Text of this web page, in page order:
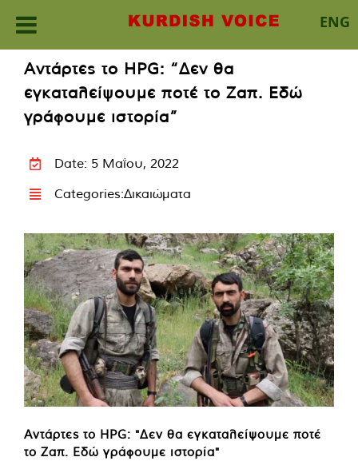
ENG
content
Αντάρτες το HPG: “Δεν θα
εγκαταλείψουμε ποτέ το Ζαπ. Εδώ
γράφουμε ιστορία”
Date: 5 Μαΐου, 2022
Categories:Δικαιώματα
Αντάρτες το HPG: "Δεν θα εγκαταλείψουμε ποτέ
το Ζαπ. Εδώ γράφουμε ιστορία"